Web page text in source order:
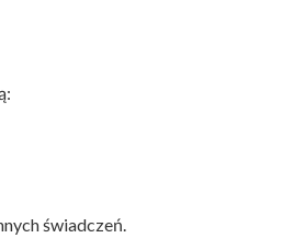
świadczeń.